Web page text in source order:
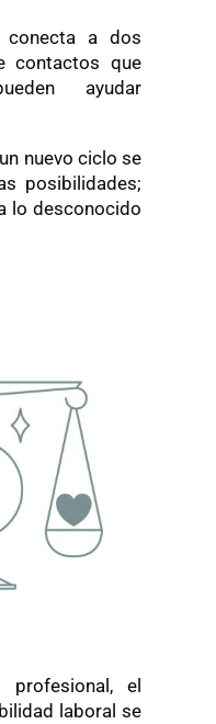
conecta a dos
contactos que
ayudar
un nuevo ciclo se
posibilidades;
lo desconocido
el
laboral se